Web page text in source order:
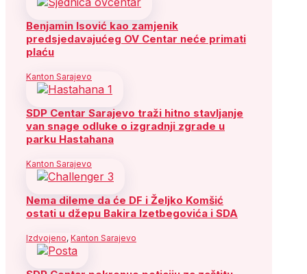
Benjamin Isović kao zamjenik
predsjedavajućeg OV Centar neće primati
plaću
Kanton Sarajevo
SDP Centar Sarajevo traži hitno stavljanje
van snage odluke o izgradnji zgrade u
parku Hastahana
Kanton Sarajevo
Nema dileme da će DF i Željko Komšić
ostati u džepu Bakira Izetbegovića i SDA
Izdvojeno, Kanton Sarajevo